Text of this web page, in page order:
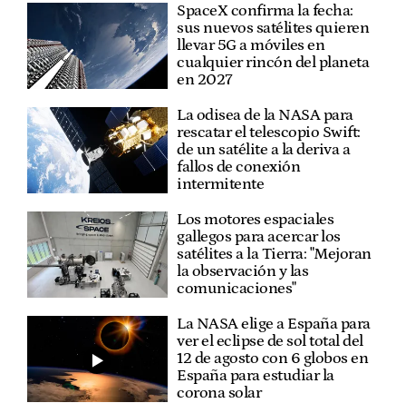
SpaceX confirma la fecha:
sus nuevos satélites quieren
llevar 5G a móviles en
cualquier rincón del planeta
en 2027
La odisea de la NASA para
rescatar el telescopio Swift:
de un satélite a la deriva a
fallos de conexión
intermitente
Los motores espaciales
gallegos para acercar los
satélites a la Tierra: "Mejoran
la observación y las
comunicaciones"
La NASA elige a España para
ver el eclipse de sol total del
12 de agosto con 6 globos en
España para estudiar la
corona solar